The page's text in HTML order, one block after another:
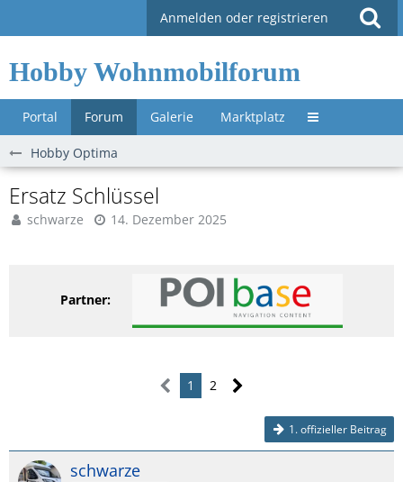
Anmelden oder registrieren
Hobby Wohnmobilforum
Portal Forum Galerie Marktplatz Untermenü »
Hobby Optima
Ersatz Schlüssel
schwarze 14. Dezember 2025
Partner:
1 2
1. offizieller Beitrag
schwarze